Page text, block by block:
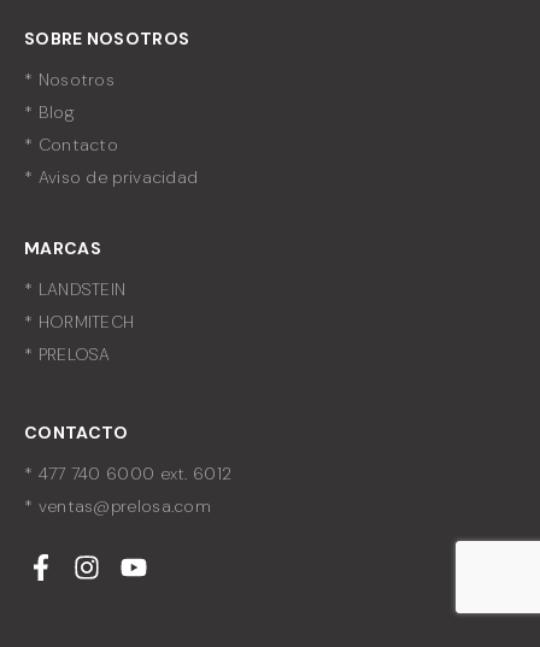
SOBRE NOSOTROS
* Nosotros
* Blog
* Contacto
* Aviso de privacidad
MARCAS
* LANDSTEIN
* HORMITECH
* PRELOSA
CONTACTO
* 477 740 6000 ext. 6012
* ventas@prelosa.com